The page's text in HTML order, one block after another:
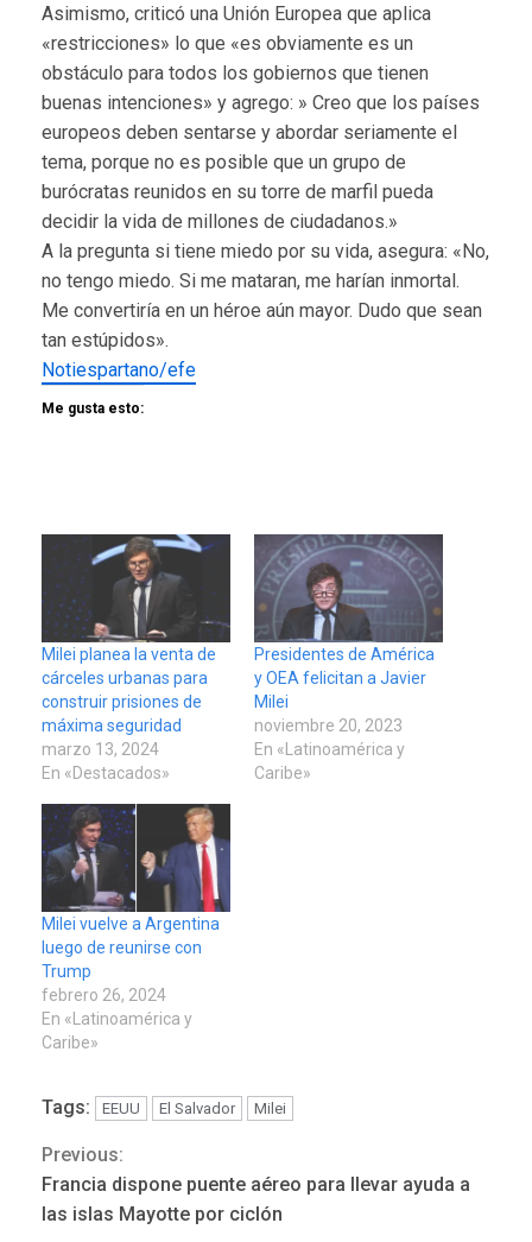
Asimismo, criticó una Unión Europea que aplica
«restricciones» lo que «es obviamente es un
obstáculo para todos los gobiernos que tienen
buenas intenciones» y agrego: » Creo que los países
europeos deben sentarse y abordar seriamente el
tema, porque no es posible que un grupo de
burócratas reunidos en su torre de marfil pueda
decidir la vida de millones de ciudadanos.»
A la pregunta si tiene miedo por su vida, asegura: «No,
no tengo miedo. Si me mataran, me harían inmortal.
Me convertiría en un héroe aún mayor. Dudo que sean
tan estúpidos».
Notiespartano/efe
Me gusta esto:
Milei planea la venta de
cárceles urbanas para
construir prisiones de
máxima seguridad
marzo 13, 2024
En «Destacados»
Presidentes de América
y OEA felicitan a Javier
Milei
noviembre 20, 2023
En «Latinoamérica y
Caribe»
Milei vuelve a Argentina
luego de reunirse con
Trump
febrero 26, 2024
En «Latinoamérica y
Caribe»
Tags: EEUU El Salvador Milei
Continue
Reading
Previous:
Francia dispone puente aéreo para llevar ayuda a
las islas Mayotte por ciclón
POLÍTICA
TITULARES
ÚLTIMA HORA